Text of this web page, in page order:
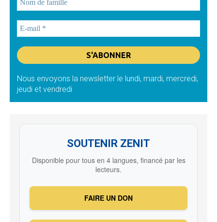
Nous envoyons la newsletter le lundi, mardi, mercredi,
jeudi et vendredi
SOUTENIR ZENIT
Disponible pour tous en 4 langues, financé par les
lecteurs.
FAIRE UN DON